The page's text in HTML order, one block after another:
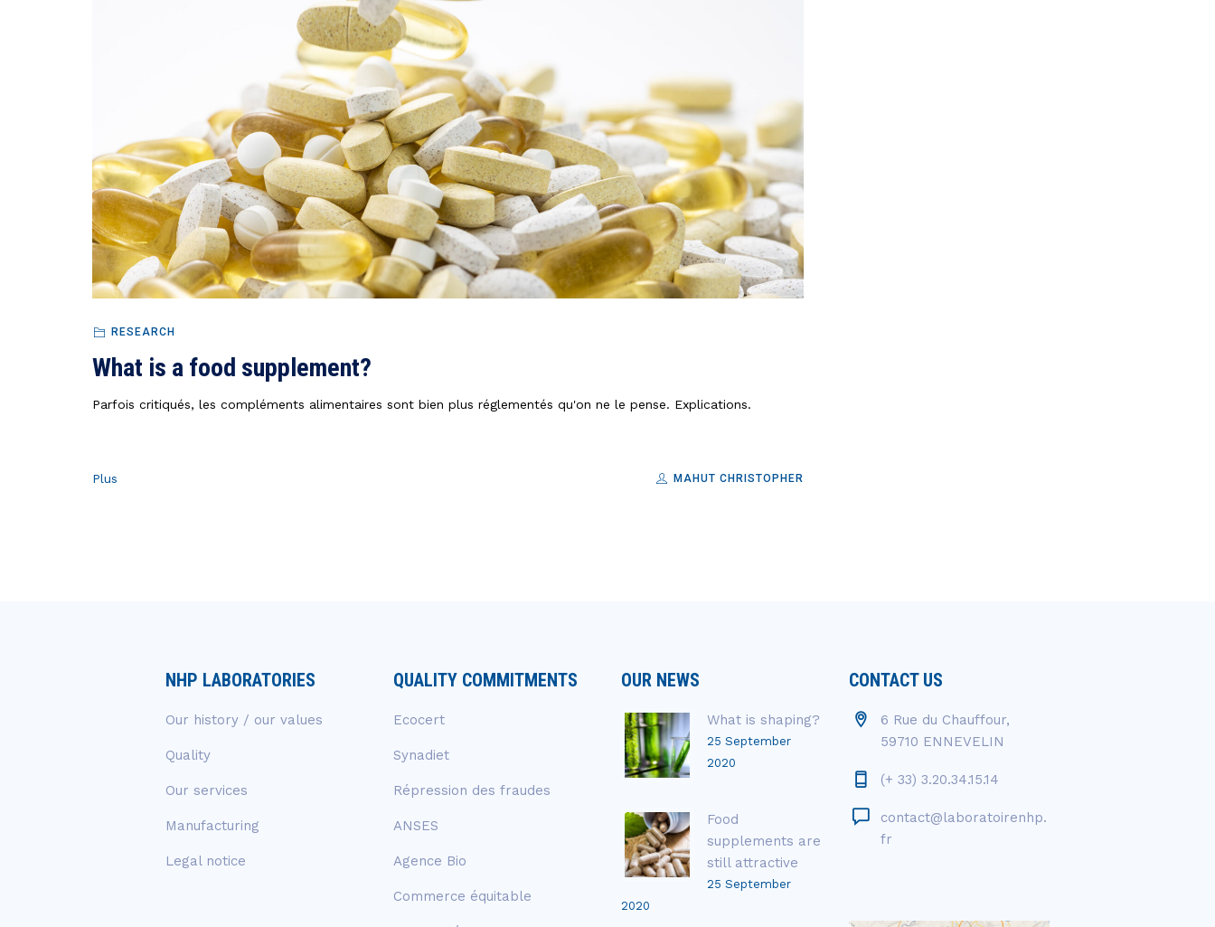
RESEARCH
What is a food supplement?
Parfois critiqués, les compléments alimentaires sont bien plus réglementés qu'on ne le pense. Explications.
Plus MAHUT CHRISTOPHER
NHP LABORATORIES
Our history / our values
Quality
Our services
Manufacturing
Legal notice
QUALITY COMMITMENTS
Ecocert
Synadiet
Répression des fraudes
ANSES
Agence Bio
Commerce équitable
OUR NEWS
What is shaping?
25 September
2020
Food
supplements are
still attractive
25 September
2020
CONTACT US
6 Rue du Chauffour,
59710 ENNEVELIN
(+ 33) 3.20.34.15.14
contact@laboratoirenhp.
fr